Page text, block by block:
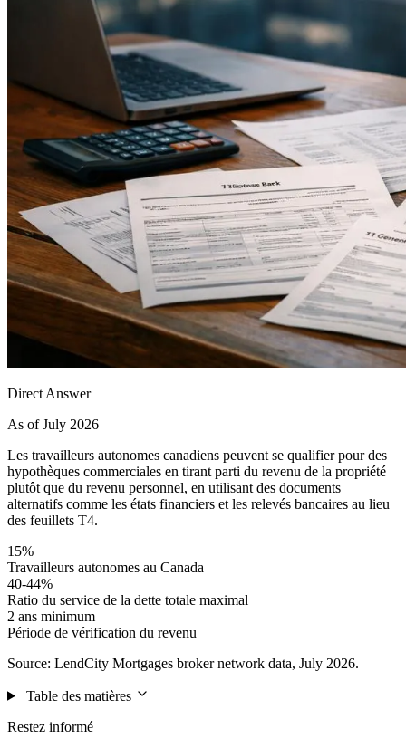
Direct Answer
As of July 2026
Les travailleurs autonomes canadiens peuvent se qualifier pour des
hypothèques commerciales en tirant parti du revenu de la propriété
plutôt que du revenu personnel, en utilisant des documents
alternatifs comme les états financiers et les relevés bancaires au lieu
des feuillets T4.
15%
Travailleurs autonomes au Canada
40-44%
Ratio du service de la dette totale maximal
2 ans minimum
Période de vérification du revenu
Source: LendCity Mortgages broker network data, July 2026.
Table des matières
Restez informé